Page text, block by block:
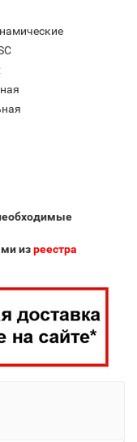
изреестра